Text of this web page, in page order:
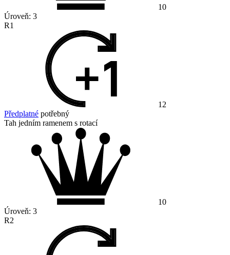
10
Úroveň: 3
R1
12
Předplatné potřebný
Tah jedním ramenem s rotací
10
Úroveň: 3
R2